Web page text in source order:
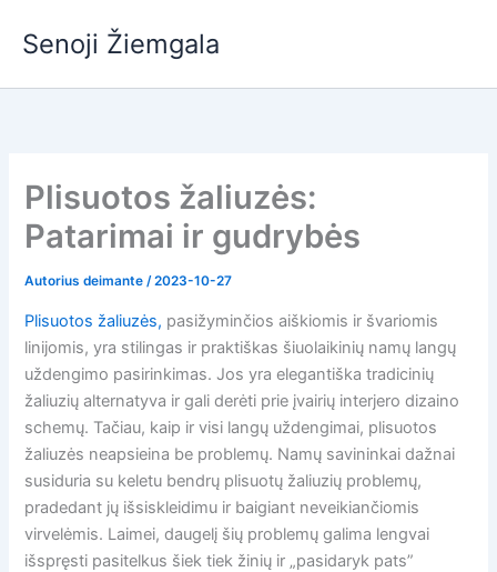
prieSenoji Žiemgala
Plisuotos žaliuzės:
Patarimai ir gudrybės
Autorius deimante/2023-10-27
Plisuotos žaliuzės, pasižyminčios aiškiomis ir švariomis
linijomis, yra stilingas ir praktiškas šiuolaikinių namų langų
uždengimo pasirinkimas. Jos yra elegantiška tradicinių
žaliuzių alternatyva ir gali derėti prie įvairių interjero dizaino
schemų. Tačiau, kaip ir visi langų uždengimai, plisuotos
žaliuzės neapsieina be problemų. Namų savininkai dažnai
susiduria su keletu bendrų plisuotų žaliuzių problemų,
pradedant jų išsiskleidimu ir baigiant neveikiančiomis
virvelėmis. Laimei, daugelį šių problemų galima lengvai
išspręsti pasitelkus šiek tiek žinių ir „pasidaryk pats”